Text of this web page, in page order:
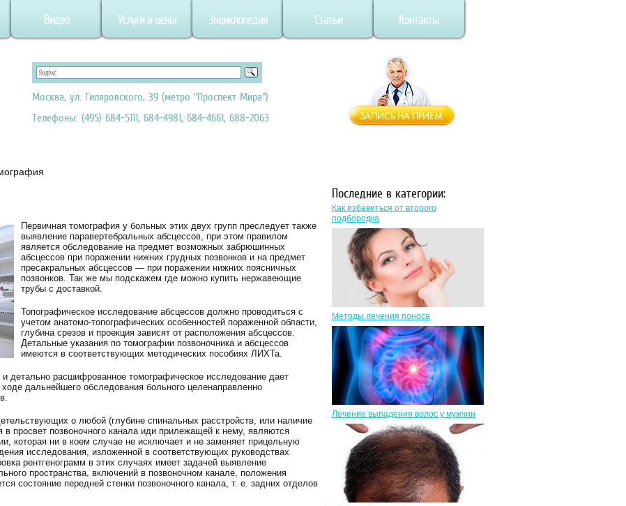
Видео Услуги и цены Энциклопедия Статьи Контакты
Москва, ул. Гиляровского, 39 (метро "Проспект Мира")
Телефоны: (495) 684-5111, 684-4981, 684-4661, 688-2063
Первичная томография у больных этих двух групп преследует также
выявление паравертебральных абсцессов, при этом правилом
является обследование на предмет возможных забрюшинных
абсцессов при поражении нижних грудных позвонков и на предмет
пресакральных абсцессов — при поражении нижних поясничных
позвонков. Так же мы подскажем где можно купить нержавеющие
трубы с доставкой.
Топографическое исследование абсцессов должно проводиться с
учетом анатомо-топографических особенностей пораженной области,
глубина срезов и проекция зависят от расположения абсцессов.
Детальные указания по томографии позвоночника и абсцессов
имеются в соответствующих методических пособиях ЛИХТа.
детально расшифрованное томографическое исследование дает
дальнейшего обследования больного целенаправленно
о любой (глубине спинальных расстройств, или наличие
просвет позвоночного канала иди прилежащей к нему, являются
которая ни в коем случае не исключает и не заменяет прицельную
исследования, изложенной в соответствующих руководствах
рентгенограмм в этих случаях имеет задачей выявление
пространства, включений в позвоночном канале, положения
состояние передней стенки позвоночного канала, т. е. задних отделов
Последние в категории:
Как избавиться от второго
подбородка
Методы лечения поноса
Лечение выпадения волос у мужчин